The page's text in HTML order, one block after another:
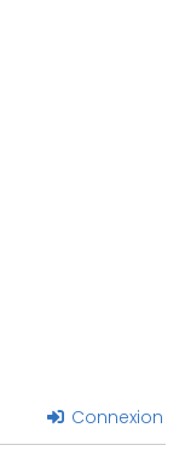
Connexion